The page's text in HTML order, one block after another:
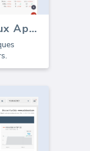
Google Analytics Canaux Aperçu (rapport)